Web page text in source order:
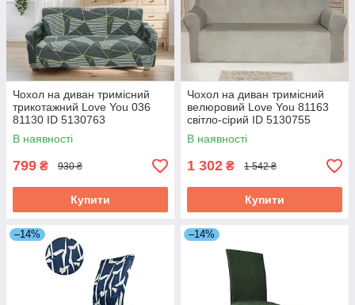
Чохол на диван тримісний
трикотажний Love You 036
81130 ID 5130763
В наявності
799 ₴ 930 ₴
Купити
Чохол на диван тримісний
велюровий Love You 81163
світло-сірий ID 5130755
В наявності
1 302 ₴ 1 542 ₴
Купити
–14% –14%